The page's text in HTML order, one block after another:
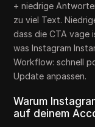
+ niedrige
zu viel Text.
dass die CTA vage
was Instagram
Workflow: schnell
Update anpassen.
Warum
auf deinem